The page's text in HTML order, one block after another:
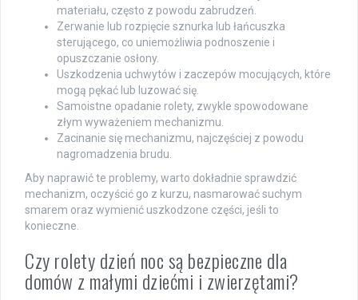
materiału, często z powodu zabrudzeń.
Zerwanie lub rozpięcie sznurka lub łańcuszka
sterującego, co uniemożliwia podnoszenie i
opuszczanie osłony.
Uszkodzenia uchwytów i zaczepów mocujących, które
mogą pękać lub luzować się.
Samoistne opadanie rolety, zwykle spowodowane
złym wyważeniem mechanizmu.
Zacinanie się mechanizmu, najczęściej z powodu
nagromadzenia brudu.
Aby naprawić te problemy, warto dokładnie sprawdzić
mechanizm, oczyścić go z kurzu, nasmarować suchym
smarem oraz wymienić uszkodzone części, jeśli to
konieczne.
Czy rolety dzień noc są bezpieczne dla
domów z małymi dziećmi i zwierzętami?